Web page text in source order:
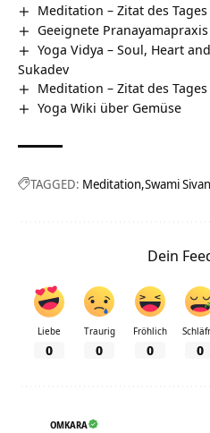
Meditation – Zitat des Tages
Geeignete Pranayamapraxis
Yoga Vidya – Soul, Heart
Sukadev
Meditation – Zitat des Tages
Yoga Wiki über Gemüse
TAGGED: Meditation Swami
Dein
Liebe
0
Traurig
0
Fröhlich
0 0
OMKARA